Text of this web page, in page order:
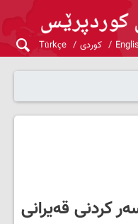
کوردی Türkçe
کردنی قه‌یرانی